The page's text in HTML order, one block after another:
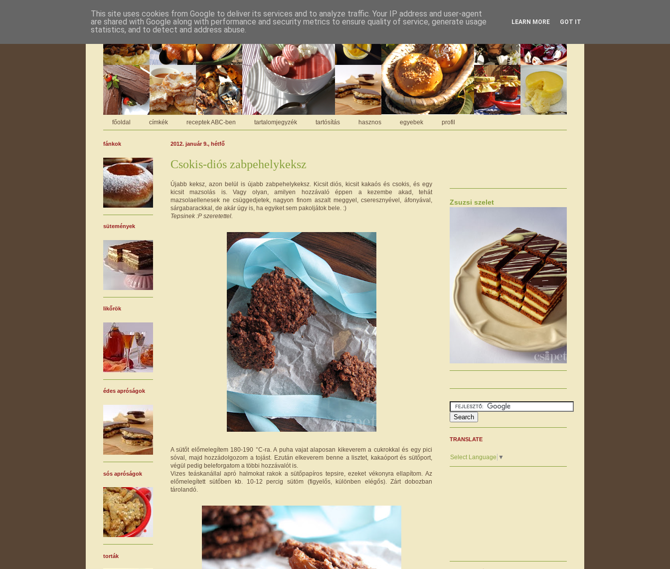
főoldal címkék receptek ABC-ben tartalomjegyzék tartósítás hasznos egyebek profil
2012. január 9., hétfő
Csokis-diós zabpehelykeksz
Újabb keksz, azon belül is újabb zabpehelykeksz. Kicsit diós, kicsit kakaós és csokis, és egy
kicsit mazsolás is. Vagy olyan, amilyen hozzávaló éppen a kezembe akad, tehát
mazsolaellenesek ne csüggedjetek, nagyon finom aszalt meggyel, cseresznyével, áfonyával,
sárgabarackkal, de akár úgy is, ha egyiket sem pakoljátok bele. :)
Tepsinek :P szeretettel.
A sütőt előmelegítem 180-190 °C-ra. A puha vajat alaposan kikeverem a cukrokkal és egy pici
sóval, majd hozzádolgozom a tojást. Ezután elkeverem benne a lisztet, kakaóport és sütőport,
végül pedig beleforgatom a többi hozzávalót is.
Vizes teáskanállal apró halmokat rakok a sütőpapíros tepsire, ezeket vékonyra ellapítom. Az
előmelegített sütőben kb. 10-12 percig sütöm (figyelős, különben elégős). Zárt dobozban
tárolandó.
fánkok
sütemények
likőrök
édes apróságok
sós apróságok
torták
Zsuzsi szelet
TRANSLATE
Select Language ▼
This site uses cookies from Google to deliver its services and to analyze traffic. Your IP address and user-agent
are shared with Google along with performance and security metrics to ensure quality of service, generate usage
statistics, and to detect and address abuse.
LEARN MORE GOT IT